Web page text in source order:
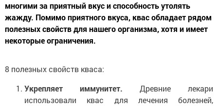
многими за приятный вкус и способность утолять
жажду. Помимо приятного вкуса, квас обладает рядом
полезных свойств для нашего организма, хотя и имеет
некоторые ограничения.
8 полезных свойств кваса:
Укрепляет иммунитет. Древние лекари
использовали квас для лечения болезней,